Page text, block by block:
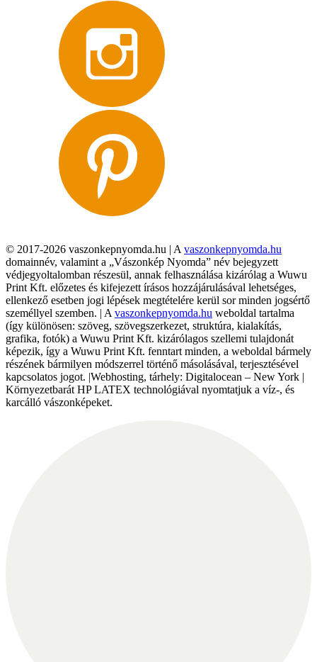
© 2017-2026 vaszonkepnyomda.hu | A vaszonkepnyomda.hu
domainnév, valamint a „Vászonkép Nyomda” név bejegyzett
védjegyoltalomban részesül, annak felhasználása kizárólag a Wuwu
Print Kft. előzetes és kifejezett írásos hozzájárulásával lehetséges,
ellenkező esetben jogi lépések megtételére kerül sor minden jogsértő
személlyel szemben. | A vaszonkepnyomda.hu weboldal tartalma
(így különösen: szöveg, szövegszerkezet, struktúra, kialakítás,
grafika, fotók) a Wuwu Print Kft. kizárólagos szellemi tulajdonát
képezik, így a Wuwu Print Kft. fenntart minden, a weboldal bármely
részének bármilyen módszerrel történő másolásával, terjesztésével
kapcsolatos jogot. |Webhosting, tárhely: Digitalocean – New York |
Környezetbarát HP LATEX technológiával nyomtatjuk a víz-, és
karcálló vászonképeket.